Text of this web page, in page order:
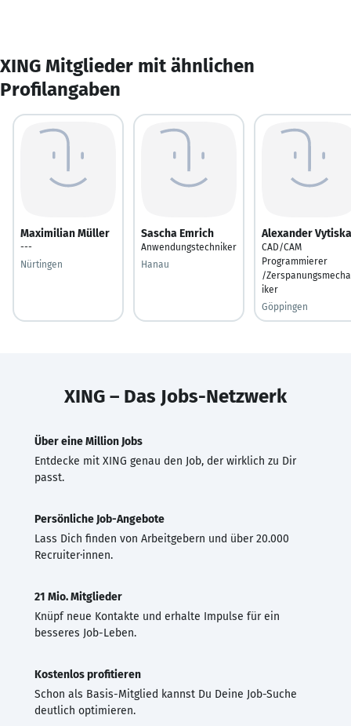
XING Mitglieder mit ähnlichen
Profilangaben
Maximilian Müller
---
Nürtingen
Sascha Emrich
Anwendungstechniker
Hanau
Alexander Vytiska
CAD/CAM
Programmierer
/
iker
Göppingen
XING – Das Jobs-Netzwerk
Über eine Million Jobs
Entdecke mit XING genau den Job, der wirklich zu Dir
passt.
Persönliche Job-Angebote
Lass Dich finden von Arbeitgebern und über 20.000
Recruiter·innen.
21 Mio. Mitglieder
Knüpf neue Kontakte und erhalte Impulse für ein
besseres Job-Leben.
Kostenlos profitieren
Schon als Basis-Mitglied kannst Du Deine Job-Suche
deutlich optimieren.